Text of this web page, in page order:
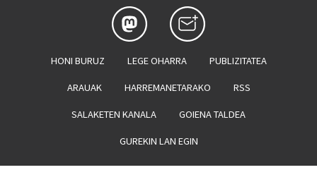
HONI BURUZ LEGE OHARRA PUBLIZITATEA
ARAUAK HARREMANETARAKO RSS
SALAKETEN KANALA GOIENA TALDEA
GUREKIN LAN EGIN